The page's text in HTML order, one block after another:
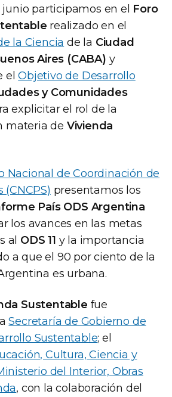
junio participamos en el Foro
realizado en el
la Ciencia de la Ciudad
Aires (CABA) y
elObjetivo de Desarrollo
y Comunidades
explicitar el rol de la
materia de Vivienda
Nacional de Coordinación de
(CNCPS) presentamos los
País ODS Argentina
los avances en las metas
al ODS 11 y la importancia
a que el 90 por ciento de la
es urbana.
Sustentable fue
Secretaría de Gobierno de
Sustentable; el
Cultura, Ciencia y
del Interior, Obras
, con la colaboración del